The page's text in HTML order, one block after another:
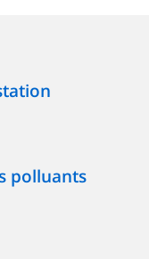
polluants